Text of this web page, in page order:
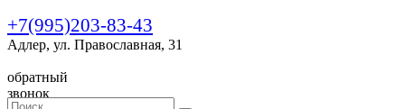
+7(995)203-83-43
Адлер, ул. Православная, 31
обратный
звонок